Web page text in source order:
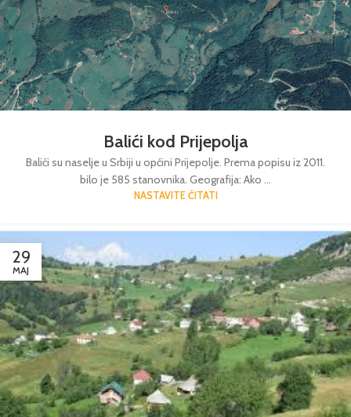
Balići kod Prijepolja
Balići su naselje u Srbiji u općini Prijepolje. Prema popisu iz 2011.
bilo je 585 stanovnika. Geografija: Ako ...
NASTAVITE ČITATI
29
MAJ